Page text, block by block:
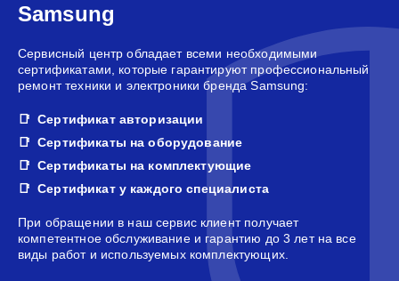
Samsung
Сервисный центр обладает всеми необходимыми
сертификатами, которые гарантируют профессиональный
ремонт техники и электроники бренда Samsung:
Сертификат авторизации
Сертификаты на оборудование
Сертификаты на комплектующие
Сертификат у каждого специалиста
При обращении в наш сервис клиент получает
компетентное обслуживание и гарантию до 3 лет на все
виды работ и используемых комплектующих.